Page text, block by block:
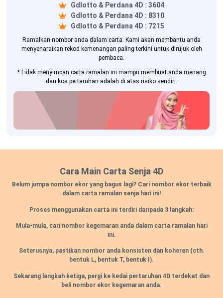
Gdlotto & Perdana 4D : 3604
Gdlotto & Perdana 4D : 8310
Gdlotto & Perdana 4D : 7215
Ramalkan nombor anda dalam carta. Kami akan membantu anda
menyenaraikan rekod kemenangan paling terkini untuk dirujuk oleh
pembaca.
*Tidak menyimpan carta ramalan ini mampu membuat anda menang
dan kos pertaruhan adalah di atas risiko sendiri.
Cara Main Carta Senja 4D
Belum jumpa nombor ekor yang bagus lagi? Cari nombor ekor terbaik
dalam carta ramalan senja hari ini!
Proses menggunakan carta ini terdiri daripada 3 langkah:
Mula-mula, cari nombor kegemaran anda dalam carta ramalan hari
ini.
Seterusnya, pastikan nombor anda konsisten dan koheren (cth.
bentuk L, bentuk T, bentuk I).
Sekarang langkah ketiga, pergi ke kedai pertaruhan 4D terdekat dan
beli nombor ekor kegemaran anda.